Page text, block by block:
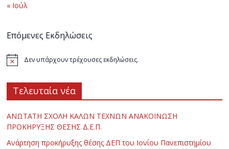
« Ιούλ
Επόμενες Εκδηλώσεις
Δεν υπάρχουν τρέχουσες εκδηλώσεις.
Τελευταία νέα
ΑΝΩΤΑΤΗ ΣΧΟΛΗ ΚΑΛΩΝ ΤΕΧΝΩΝ ΑΝΑΚΟΙΝΩΣΗ
ΠΡΟΚΗΡΥΞΗΣ ΘΕΣΗΣ Δ.Ε.Π.
Ανάρτηση προκήρυξης θέσης ΔΕΠ του Ιονίου Πανεπιστημίου